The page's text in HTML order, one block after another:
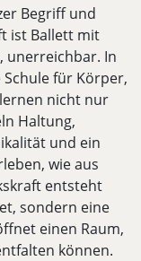
Begriff und
ist Ballett mit
unerreichbar. In
für Körper,
nicht nur
Haltung,
und ein
wie aus
entsteht
sondern eine
einen Raum,
können.